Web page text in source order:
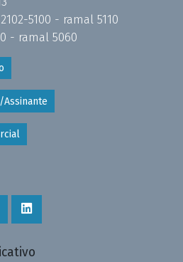
5100 - ramal 5110
- ramal 5060